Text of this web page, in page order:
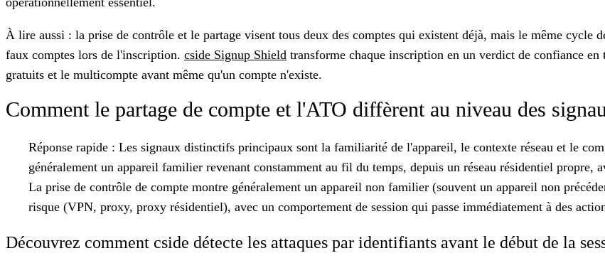
À lire aussi : la prise de contrôle et le partage visent tous deux des comptes qui existent déjà, mais le même cycle
faux comptes lors de l'inscription. cside Signup Shield transforme chaque inscription en un verdict de confiance
gratuits et le multicompte avant même qu'un compte n'existe.
Comment le partage de compte et l'ATO diffèrent au niveau des
Réponse rapide : Les signaux distinctifs principaux sont la familiarité de l'appareil, le contexte réseau et le
généralement un appareil familier revenant constamment au fil du temps, depuis un réseau résidentiel propre,
La prise de contrôle de compte montre généralement un appareil non familier (souvent un appareil non
risque (VPN, proxy, proxy résidentiel), avec un comportement de session qui passe immédiatement à des
Découvrez comment cside détecte les attaques par identifiants avant le début de la